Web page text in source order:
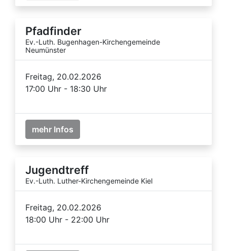
Pfadfinder
Ev.-Luth. Bugenhagen-Kirchengemeinde
Neumünster
Freitag, 20.02.2026
17:00 Uhr - 18:30 Uhr
mehr Infos
Jugendtreff
Ev.-Luth. Luther-Kirchengemeinde Kiel
Freitag, 20.02.2026
18:00 Uhr - 22:00 Uhr